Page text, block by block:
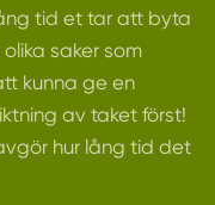
tid et tar att byta
saker som
kunna ge en
av taket först!
hur lång tid det